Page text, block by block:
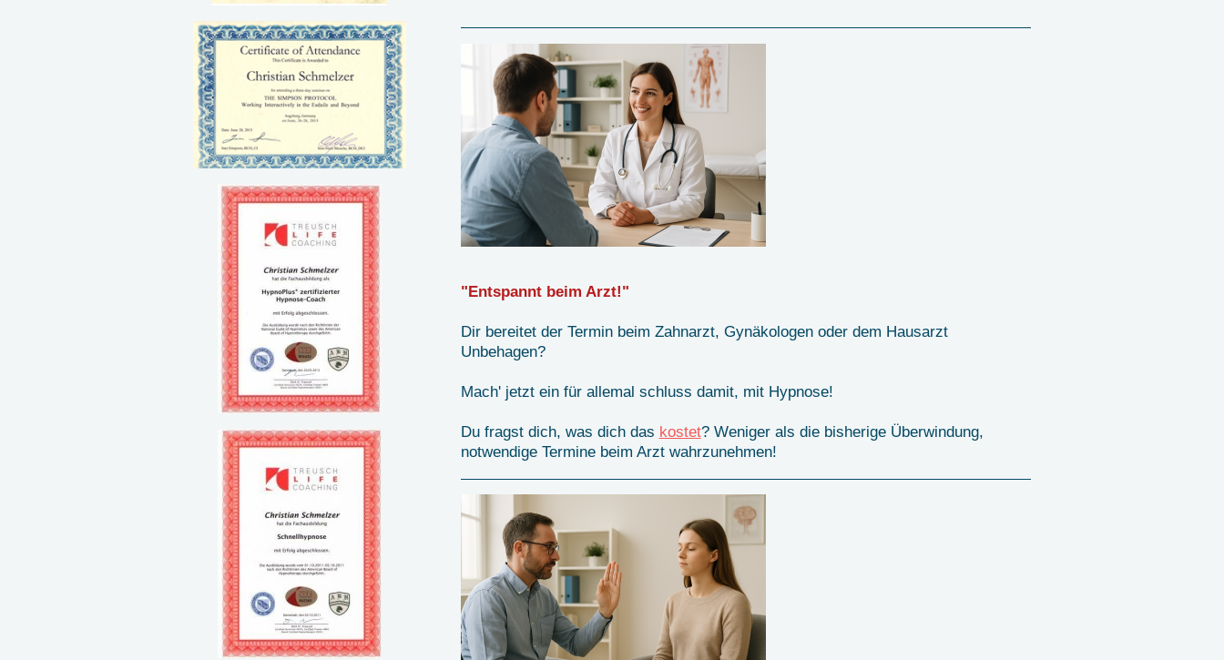
"Entspannt beim Arzt!"
Dir bereitet der Termin beim Zahnarzt, Gynäkologen oder dem Hausarzt
Unbehagen?
Mach' jetzt ein für allemal schluss damit, mit Hypnose!
Du fragst dich, was dich das kostet? Weniger als die bisherige Überwindung,
notwendige Termine beim Arzt wahrzunehmen!